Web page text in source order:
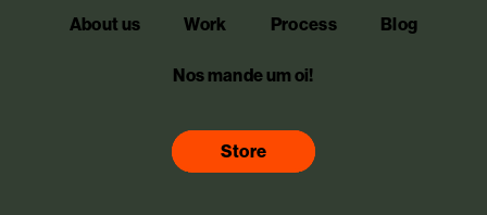
About us Work Process Blog
Nos mande um oi!
Store